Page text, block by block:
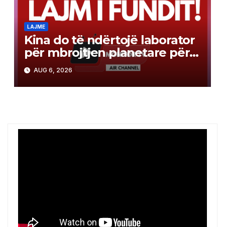
LAJME
Kina do të ndërtojë laborator
për mbrojtjen planetare për
misionin e kthimit të
mostrave në Mars
AUG 6, 2026